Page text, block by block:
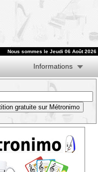
Nous sommes le Jeudi 06 Août 2026
Informations